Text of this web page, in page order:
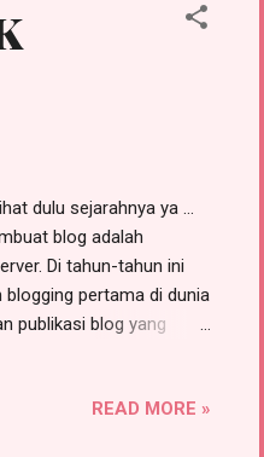
dulu sejarahnya ya …
blog adalah
Di tahun-tahun ini
pertama di dunia
publikasi blog yang
Blog adalahREAD MORE »